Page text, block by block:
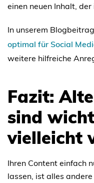
einen neuen Inhalt,
In unserem
optimal für Social
weitere hilfreiche
Fazit:
sind
vielleicht
Ihren Content einfach
lassen, ist alles